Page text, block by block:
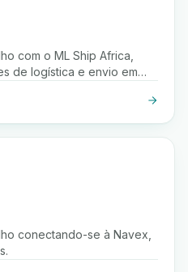
com o ML Ship Africa,
de logística e envio em
conectando-se à Navex,